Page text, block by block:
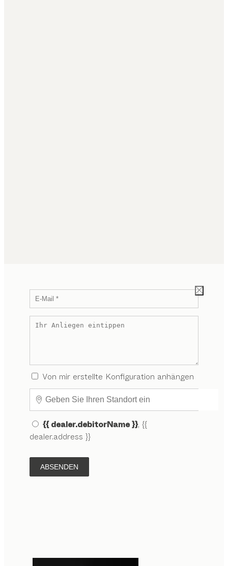
Von mir erstellte Konfiguration anhängen
{{ dealer.debitorName }}, {{
dealer.address }}
ABSENDEN